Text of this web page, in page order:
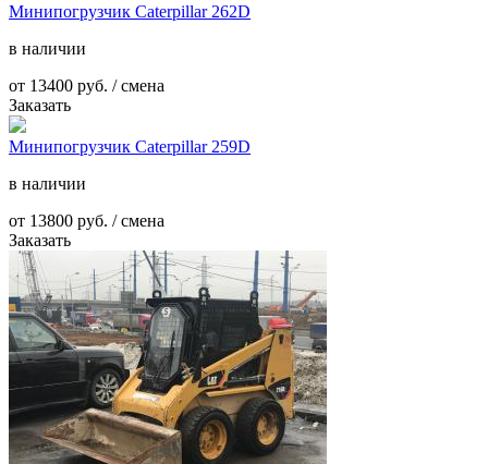
Минипогрузчик Caterpillar 262D
в наличии
от 13400 руб. / смена
Заказать
Минипогрузчик Caterpillar 259D
в наличии
от 13800 руб. / смена
Заказать